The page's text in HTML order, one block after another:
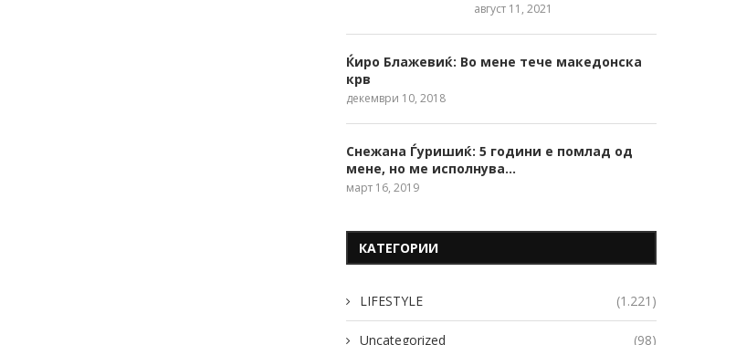
август 11, 2021
Ќиро Блажевиќ: Во мене тече македонска
крв
декември 10, 2018
Снежана Ѓуришиќ: 5 години е помлад од
мене, но ме исполнува…
март 16, 2019
КАТЕГОРИИ
LIFESTYLE (1.221)
Uncategorized (98)